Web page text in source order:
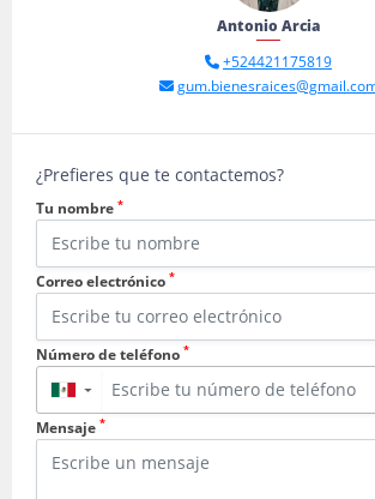
Antonio Arcia
+524421175819
¿Prefieres que te contactemos?
Tu nombre *
Correo electrónico *
Número de teléfono *
▼
Mensaje *